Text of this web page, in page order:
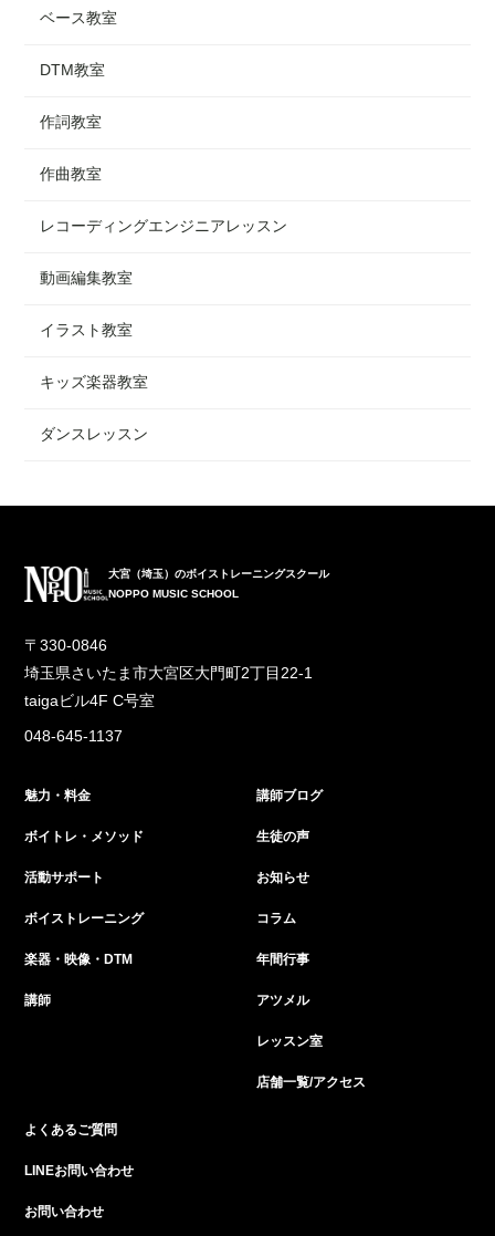
ベース教室
DTM教室
作詞教室
作曲教室
レコーディングエンジニアレッスン
動画編集教室
イラスト教室
キッズ楽器教室
ダンスレッスン
大宮（埼玉）のボイストレーニングスクール
NOPPO MUSIC SCHOOL
〒330-0846
埼玉県さいたま市大宮区大門町2丁目22-1
taigaビル4F C号室
048-645-1137
魅力・料金
ボイトレ・メソッド
活動サポート
ボイストレーニング
楽器・映像・DTM
講師
講師ブログ
生徒の声
お知らせ
コラム
年間行事
アツメル
レッスン室
店舗一覧/アクセス
よくあるご質問
LINEお問い合わせ
お問い合わせ